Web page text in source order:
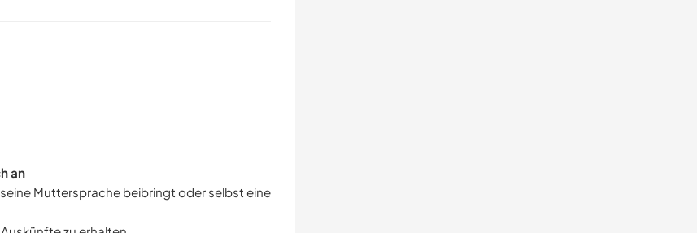
an
Muttersprache beibringt oder selbst eine